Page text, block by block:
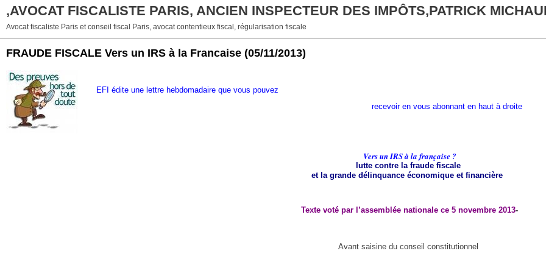
,AVOCAT FISCALISTE PARIS, ANCIEN INSPECTEUR DES IMPÔTS,PATRICK
Avocat fiscaliste Paris et conseil fiscal Paris, avocat contentieux fiscal, régularisation fiscale
FRAUDE FISCALE Vers un IRS à la Francaise (05/11/2013)
EFI édite une lettre hebdomadaire que vous pouvez
recevoir en vous abonnant en haut à droite
Vers un IRS à la française ?
lutte contre la fraude fiscale
et la grande délinquance économique et financière
Texte voté par l’assemblée nationale ce 5 novembre 2013-
Avant saisine du conseil constitutionnel